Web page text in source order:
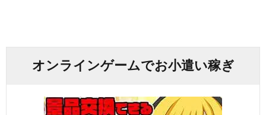
オンラインゲームでお小遣い稼ぎ